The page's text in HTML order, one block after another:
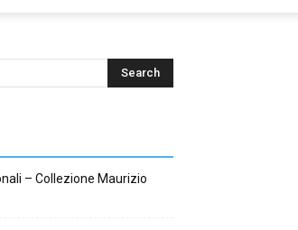
– Collezione Maurizio